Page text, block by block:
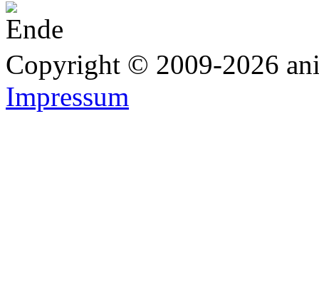
Copyright © 2009-2026
Impressum